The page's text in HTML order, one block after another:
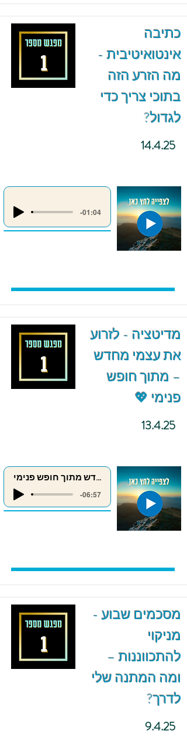
כתיבה
אינטואיטיבית -
מה הזרע הזה
בתוכי צריך כדי
לגדול?
14.4.25
-01:04
מדיטציה - לזרוע
את עצמי מחדש
– מתוך חופש
פנימי 💖
13.4.25
לזרוע את עצמי מחדש מתוך חופש פנימי
-06:57
מסכמים שבוע -
מניקוי
להתכווננות –
ומה המתנה שלי
לדרך?
9.4.25